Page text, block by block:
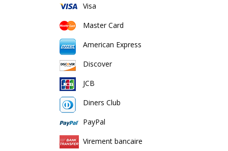
Visa
Master Card
American Express
Discover
JCB
Diners Club
PayPal
Virement bancaire